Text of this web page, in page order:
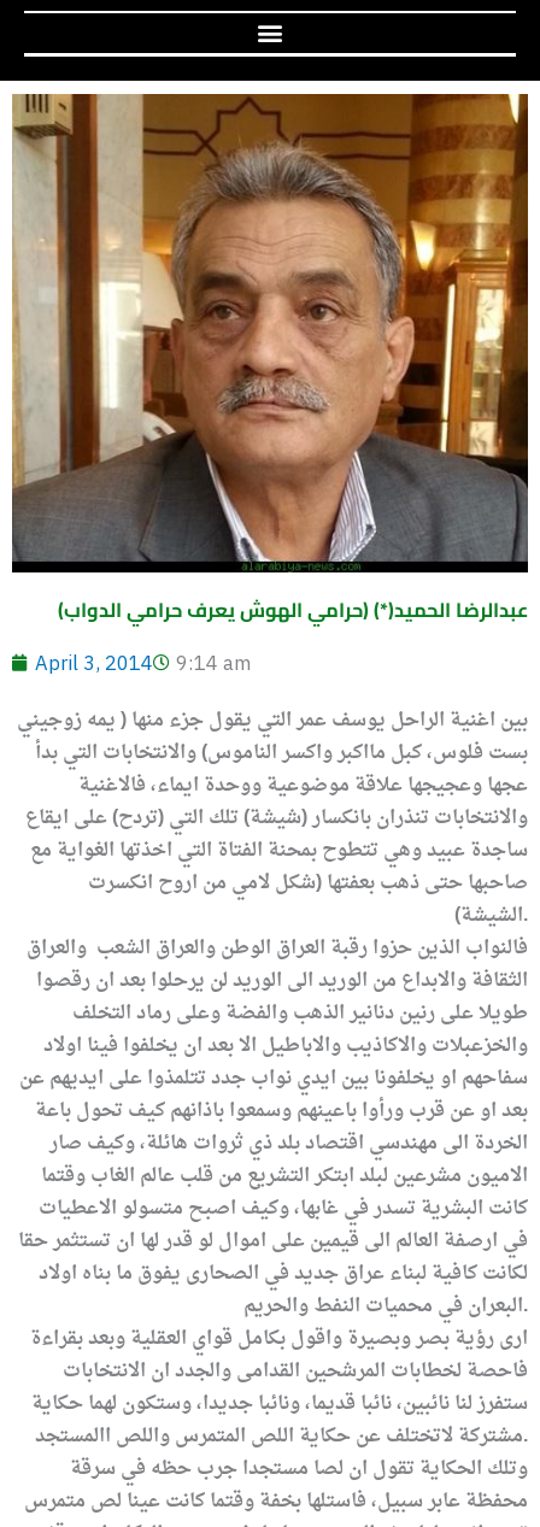
(حرامي الهوش يعرف حرامي الدواب) (*)عبدالرضا الحميد
April 3, 2014 9:14 am
بين اغنية الراحل يوسف عمر التي يقول جزء منها ( يمه زوجيني
بست فلوس، كبل مااكبر واكسر الناموس) والانتخابات التي بدأ
عجها وعجيجها علاقة موضوعية ووحدة ايماء، فالاغنية
والانتخابات تنذران بانكسار (شيشة) تلك التي (تردح) على ايقاع
ساجدة عبيد وهي تتطوح بمحنة الفتاة التي اخذتها الغواية مع
صاحبها حتى ذهب بعفتها (شكل لامي من اروح انكسرت
الشيشة).
فالنواب الذين حزوا رقبة العراق الوطن والعراق الشعب والعراق
الثقافة والابداع من الوريد الى الوريد لن يرحلوا بعد ان رقصوا
طويلا على رنين دنانير الذهب والفضة وعلى رماد التخلف
والخزعبلات والاكاذيب والاباطيل الا بعد ان يخلفوا فينا اولاد
سفاحهم او يخلفونا بين ايدي نواب جدد تتلمذوا على ايديهم عن
بعد او عن قرب ورأوا باعينهم وسمعوا باذانهم كيف تحول باعة
الخردة الى مهندسي اقتصاد بلد ذي ثروات هائلة، وكيف صار
الاميون مشرعين لبلد ابتكر التشريع من قلب عالم الغاب وقتما
كانت البشرية تسدر في غابها، وكيف اصبح متسولو الاعطيات
في ارصفة العالم الى قيمين على اموال لو قدر لها ان تستثمر حقا
لكانت كافية لبناء عراق جديد في الصحارى يفوق ما بناه اولاد
البعران في محميات النفط والحريم.
ارى رؤية بصر وبصيرة واقول بكامل قواي العقلية وبعد بقراءة
فاحصة لخطابات المرشحين القدامى والجدد ان الانتخابات
ستفرز لنا نائبين، نائبا قديما، ونائبا جديدا، وستكون لهما حكاية
مشتركة لاتختلف عن حكاية اللص المتمرس واللص االمستجد.
وتلك الحكاية تقول ان لصا مستجدا جرب حظه في سرقة
محفظة عابر سبيل، فاستلها بخفة وقتما كانت عينا لص متمرس